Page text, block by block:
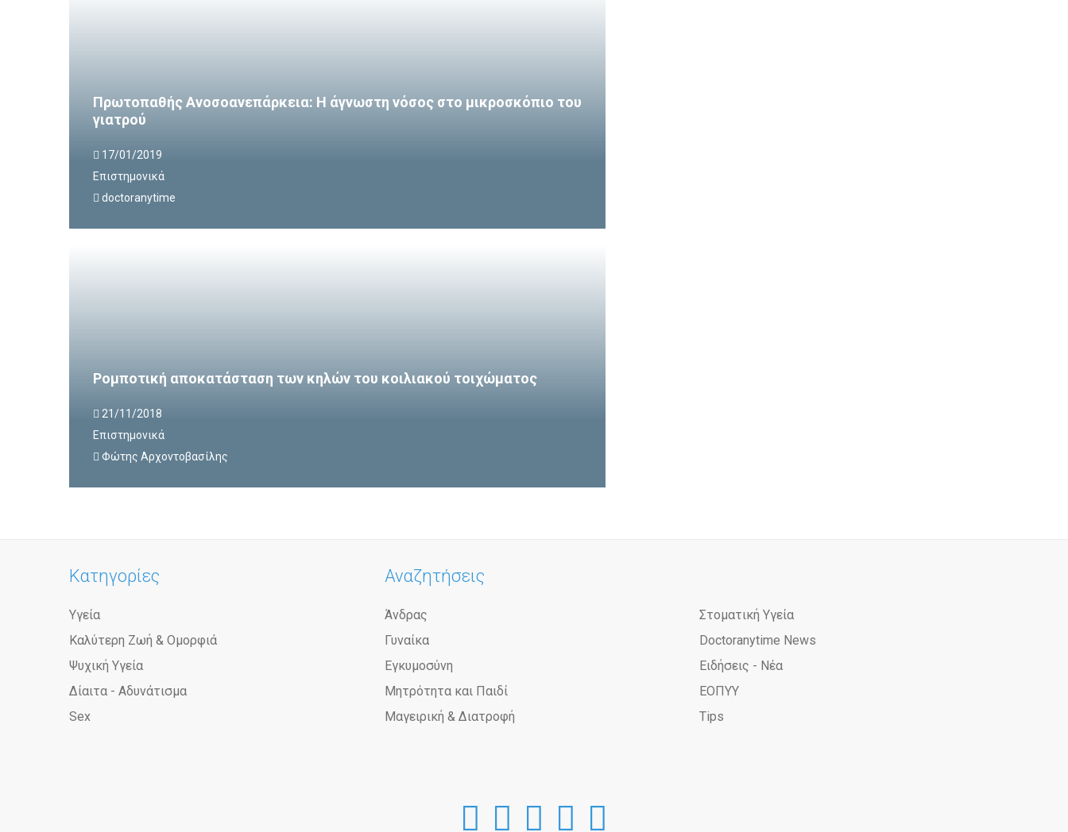
Πρωτοπαθής Ανοσοανεπάρκεια: Η άγνωστη νόσος στο μικροσκόπιο του
γιατρού
17/01/2019
Επιστημονικά
doctoranytime
Ρομποτική αποκατάσταση των κηλών του κοιλιακού τοιχώματος
21/11/2018
Επιστημονικά
Φώτης Αρχοντοβασίλης
Κατηγορίες
Υγεία
Καλύτερη Ζωή & Ομορφιά
Ψυχική Υγεία
Δίαιτα - Αδυνάτισμα
Sex
Αναζητήσεις
Άνδρας
Γυναίκα
Εγκυμοσύνη
Μητρότητα και Παιδί
Μαγειρική & Διατροφή
Στοματική Υγεία
Doctoranytime News
Ειδήσεις - Νέα
ΕΟΠΥΥ
Tips
DoctorAnyTime
DoctorAnyTime
DoctorAnyTime
DoctorAnyTime
DoctorAnyTime